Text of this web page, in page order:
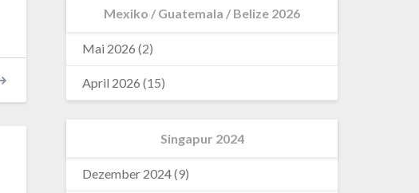
Mexiko / Guatemala / Belize 2026
Mai 2026 (2)
April 2026 (15)
Singapur 2024
Dezember 2024(9)